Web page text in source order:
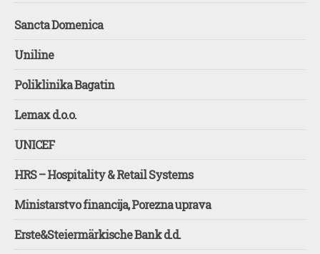
Sancta Domenica
Uniline
Poliklinika Bagatin
Lemax d.o.o.
UNICEF
HRS – Hospitality & Retail Systems
Ministarstvo financija, Porezna uprava
Erste&Steiermärkische Bank d.d.